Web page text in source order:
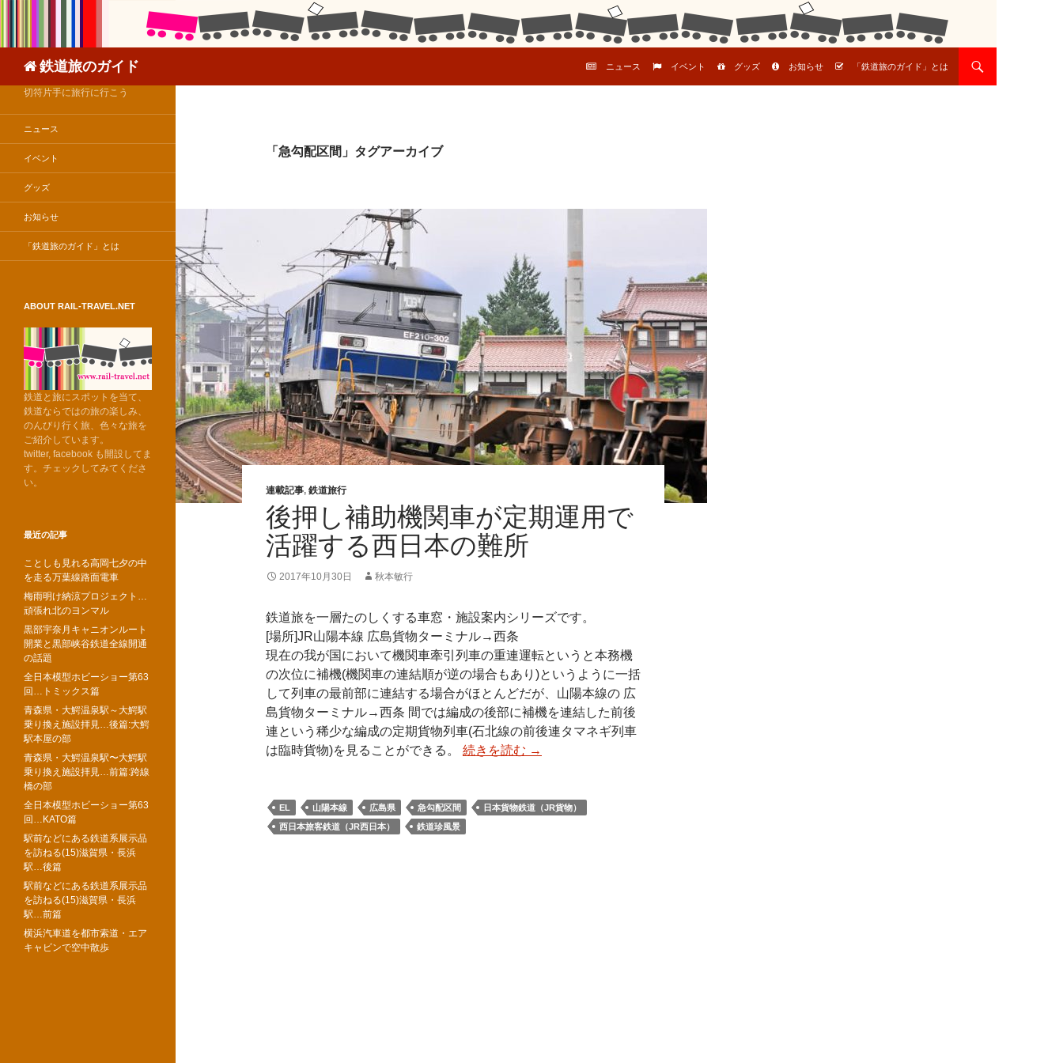
鉄道旅のガイド
ニュース
イベント グッズ お知らせ 「鉄道旅のガイド」とは
「急勾配区間」タグアーカイブ
連載記事, 鉄道旅行
後押し補助機関車が定期運用で
活躍する西日本の難所
2017年10月30日 秋本敏行
鉄道旅を一層たのしくする車窓・施設案内シリーズです。
[場所]JR山陽本線 広島貨物ターミナル→西条
現在の我が国において機関車牽引列車の重連運転というと本務機
の次位に補機(機関車の連結順が逆の場合もあり)というように一括
して列車の最前部に連結する場合がほとんどだが、山陽本線の 広
島貨物ターミナル→西条 間では編成の後部に補機を連結した前後
連という稀少な編成の定期貨物列車(石北線の前後連タマネギ列車
は臨時貨物)を見ることができる。 続きを読む →
EL 山陽本線 広島県 急勾配区間
日本貨物鉄道（JR貨物）
西日本旅客鉄道（JR西日本）
鉄道珍風景
切符片手に旅行に行こう
ニュース
イベント
グッズ
お知らせ
「鉄道旅のガイド」とは
ABOUT RAIL-TRAVEL.NET
鉄道と旅にスポットを当て、
鉄道ならではの旅の楽しみ、
のんびり行く旅、色々な旅を
ご紹介しています。
twitter, facebook も開設してま
す。チェックしてみてくださ
い。
最近の記事
ことしも見れる高岡七夕の中
を走る万葉線路面電車
梅雨明け納涼プロジェクト…
頑張れ北のヨンマル
黒部宇奈月キャニオンルート
開業と黒部峡谷鉄道全線開通
の話題
全日本模型ホビーショー第63
回…トミックス篇
青森県・大鰐温泉駅～大鰐駅
乗り換え施設拝見…後篇:大鰐
駅本屋の部
青森県・大鰐温泉駅〜大鰐駅
乗り換え施設拝見…前篇:跨線
橋の部
全日本模型ホビーショー第63
回…KATO篇
駅前などにある鉄道系展示品
を訪ねる(15)滋賀県・長浜
駅…後篇
駅前などにある鉄道系展示品
を訪ねる(15)滋賀県・長浜
駅…前篇
横浜汽車道を都市索道・エア
キャビンで空中散歩